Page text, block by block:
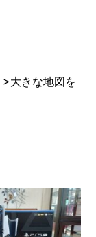
>大きな地図を